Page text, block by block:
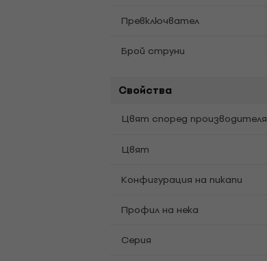
Превключвател
Брой струни
Свойства
Цвят според производителя
Цвят
Конфигурация на пикапи
Профил на нека
Cерия